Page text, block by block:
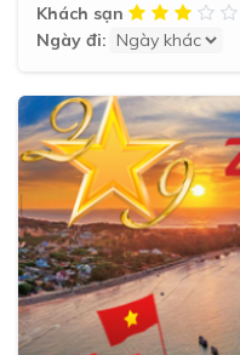
Khách sạn
Ngày đi: